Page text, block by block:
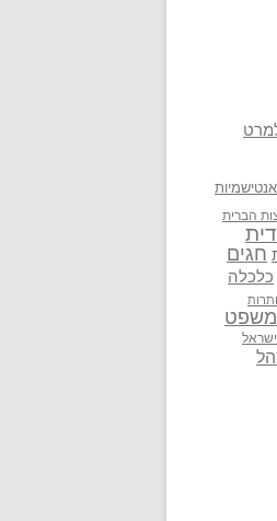
אנטישמיות
הברית
חגים
כלכלה
ישראל